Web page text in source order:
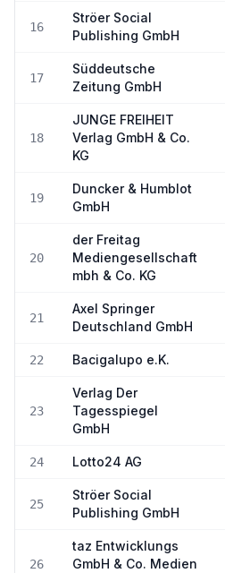
16
Ströer Social
Publishing GmbH
17
Süddeutsche
Zeitung GmbH
18
JUNGE FREIHEIT
Verlag GmbH & Co.
KG
19
Duncker & Humblot
GmbH
20
der Freitag
Mediengesellschaft
mbh & Co. KG
21
Axel Springer
Deutschland GmbH
22 Bacigalupo e.K.
23
Verlag Der
Tagesspiegel
GmbH
24 Lotto24 AG
25
Ströer Social
Publishing GmbH
26
taz Entwicklungs
GmbH & Co. Medien